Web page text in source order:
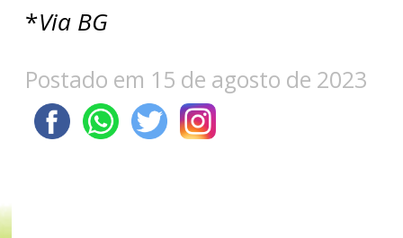
*Via BG
Postado em 15 de agosto de 2023